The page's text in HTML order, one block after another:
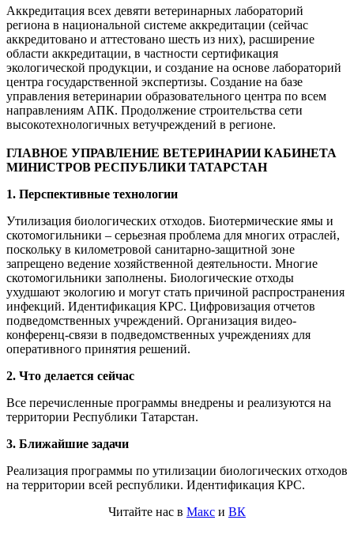
Аккредитация всех девяти ветеринарных лабораторий
региона в национальной системе аккредитации (сейчас
аккредитовано и аттестовано шесть из них), расширение
области аккредитации, в частности сертификация
экологической продукции, и создание на основе лабораторий
центра государственной экспертизы. Создание на базе
управления ветеринарии образовательного центра по всем
направлениям АПК. Продолжение строительства сети
высокотехнологичных ветучреждений в регионе.
ГЛАВНОЕ УПРАВЛЕНИЕ ВЕТЕРИНАРИИ КАБИНЕТА
МИНИСТРОВ РЕСПУБЛИКИ ТАТАРСТАН
1. Перспективные технологии
Утилизация биологических отходов. Биотермические ямы и
скотомогильники – серьезная проблема для многих отраслей,
поскольку в километровой санитарно-защитной зоне
запрещено ведение хозяйственной деятельности. Многие
скотомогильники заполнены. Биологические отходы
ухудшают экологию и могут стать причиной распространения
инфекций. Идентификация КРС. Цифровизация отчетов
подведомственных учреждений. Организация видео-
конференц-связи в подведомственных учреждениях для
оперативного принятия решений.
2. Что делается сейчас
Все перечисленные программы внедрены и реализуются на
территории Республики Татарстан.
3. Ближайшие задачи
Реализация программы по утилизации биологических отходов
на территории всей республики. Идентификация КРС.
Читайте нас в Макс и ВК